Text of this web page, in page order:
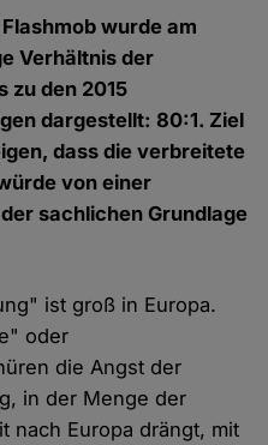
wurde am
Verhältnis der
zu den 2015
dargestellt: 80:1. Ziel
dass die verbreitete
von einer
sachlichen Grundlage
ist groß in Europa.
oder
die Angst der
in der Menge der
nach Europa drängt, mit